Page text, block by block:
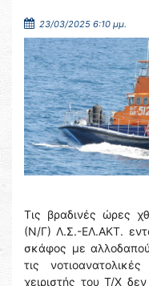
23/03/2025 6:10 μμ.
Τις βραδινές ώρες
(Ν/Γ) Λ.Σ.-ΕΛ.ΑΚΤ.
σκάφος με
τις
χειριστής του Τ/Χ